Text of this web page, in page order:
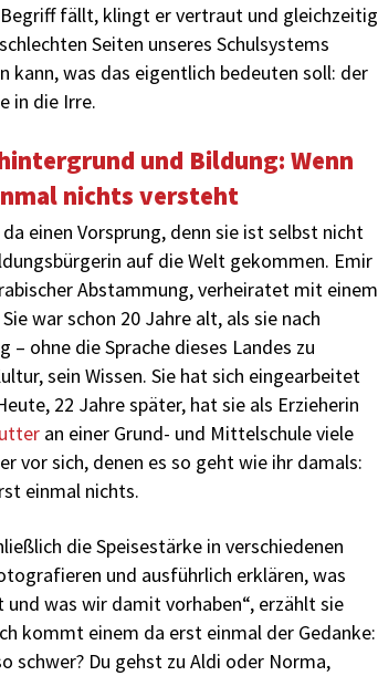
fällt, klingt er vertraut und gleichzeitig
Seiten unseres Schulsystems
was das eigentlich bedeuten soll: der
in die Irre.
und Bildung: Wenn
nichts versteht
einen Vorsprung, denn sie ist selbst nicht
auf die Welt gekommen. Emir
Abstammung, verheiratet mit einem
war schon 20 Jahre alt, als sie nach
– ohne die Sprache dieses Landes zu
sein Wissen. Sie hat sich eingearbeitet
22 Jahre später, hat sie als Erzieherin
an einer Grund- und Mittelschule viele
vor sich, denen es so geht wie ihr damals:
einmal nichts.
die Speisestärke in verschiedenen
und ausführlich erklären, was
und was wir damit vorhaben“, erzählt sie
kommt einem da erst einmal der Gedanke:
schwer? Du gehst zu Aldi oder Norma,